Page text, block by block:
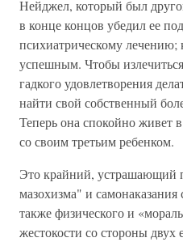
Нейджел, который был
в конце концов убедил ее
психиатрическому лечению;
успешным. Чтобы
гадкого удовлетворения
найти свой собственный
Теперь она спокойно живет
со своим третьим ребенком.
Это крайний, устрашающий
мазохизма" и
также физического и
жестокости со стороны